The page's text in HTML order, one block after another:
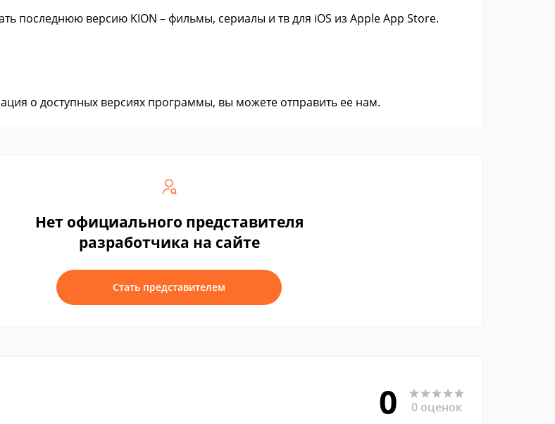
последнюю версию KION – фильмы, сериалы и тв для iOS из Apple App Store.
о доступных версиях программы, вы можете отправить ее нам.
Нет официального представителя
разработчика на сайте
Стать представителем
0 0 оценок